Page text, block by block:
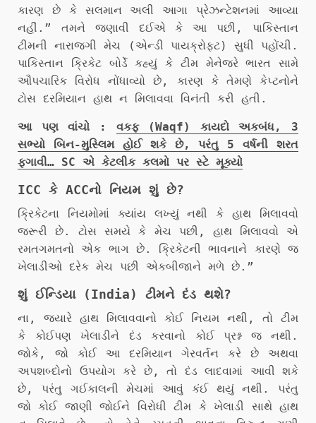
કારણ છે કે સલમાન અલી આગા પ્રેઝન્ટેશનમાં આવ્યા
નહીં.” તમને જણાવી દઈએ કે આ પછી, પાકિસ્તાન
ટીમની નારાજગી મેચ (એન્ડી પાયક્રોફ્ટ) સુધી પહોંચી.
પાકિસ્તાન ક્રિકેટ બોર્ડે કહ્યું કે ટીમ મેનેજરે ભારત સામે
ઔપચારિક વિરોધ નોંધાવ્યો છે, કારણ કે તેમણે કેપ્ટનોને
ટોસ દરમિયાન હાથ ન મિલાવવા વિનંતી કરી હતી.
આ પણ વાંચો : વકફ (Waqf) કાયદો અકબંધ, 3
સભ્યો બિન-મુસ્લિમ હોઈ શકે છે, પરંતુ 5 વર્ષની શરત
ફગાવી… SC એ કેટલીક કલમો પર સ્ટે મૂક્યો
ICC કે ACCનો નિયમ શું છે?
ક્રિકેટના નિયમોમાં ક્યાંય લખ્યું નથી કે હાથ મિલાવવો
જરૂરી છે. ટોસ સમયે કે મેચ પછી, હાથ મિલાવવો એ
રમતગમતનો એક ભાગ છે. ક્રિકેટની ભાવનાને કારણે જ
ખેલાડીઓ દરેક મેચ પછી એકબીજાને મળે છે.”
શું ઈન્ડિયા (India) ટીમને દંડ થશે?
ના, જ્યારે હાથ મિલાવવાનો કોઈ નિયમ નથી, તો ટીમ
કે કોઈપણ ખેલાડીને દંડ કરવાનો કોઈ પ્રશ્ન જ નથી.
જોકે, જો કોઈ આ દરમિયાન ગેરવર્તન કરે છે અથવા
અપશબ્દોનો ઉપયોગ કરે છે, તો દંડ લાદવામાં આવી શકે
છે, પરંતુ ગઈકાલની મેચમાં આવું કંઈ થયું નથી. પરંતુ
જો કોઈ જાણી જોઈને વિરોધી ટીમ કે ખેલાડી સાથે હાથ